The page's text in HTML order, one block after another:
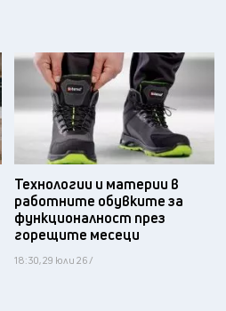
Технологии и материи в
работните обувките за
функционалност през
горещите месеци
18:30, 29 юли 26 /